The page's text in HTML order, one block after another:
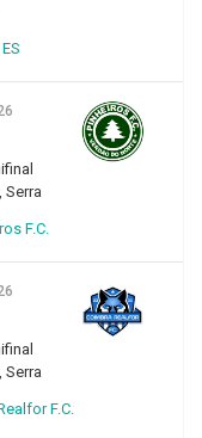
Serra
F.C.
Serra
F.C.